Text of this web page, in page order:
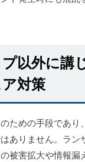
以外に講
対策
ための手段であり
ありません。ラン
被害拡大や情報漏